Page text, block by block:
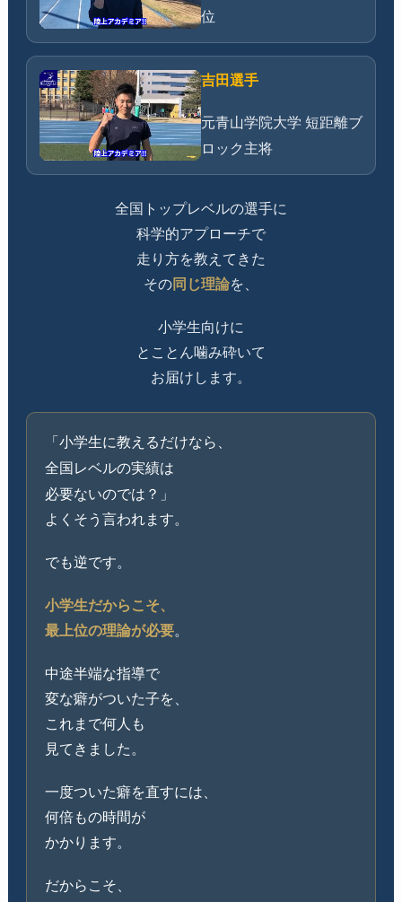
位
吉田選手
元青山学院大学 短距離ブ
ロック主将
全国トップレベルの選手に
科学的アプローチで
走り方を教えてきた
その同じ理論を、
小学生向けに
とことん噛み砕いて
お届けします。
「小学生に教えるだけなら、
全国レベルの実績は
必要ないのでは？」
よくそう言われます。
でも逆です。
小学生だからこそ、
最上位の理論が必要。
中途半端な指導で
変な癖がついた子を、
これまで何人も
見てきました。
一度ついた癖を直すには、
何倍もの時間が
かかります。
だからこそ、